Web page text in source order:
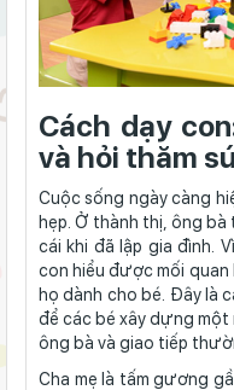
Cách dạy
và hỏi thăm
Cuộc sống ngày càng
hẹp. Ở thành thị, ông
cái khi đã lập gia đình.
con hiểu được mối quan
họ dành cho bé. Đây là
để các bé xây dựng một
ông bà và giao tiếp
Cha mẹ là tấm gương